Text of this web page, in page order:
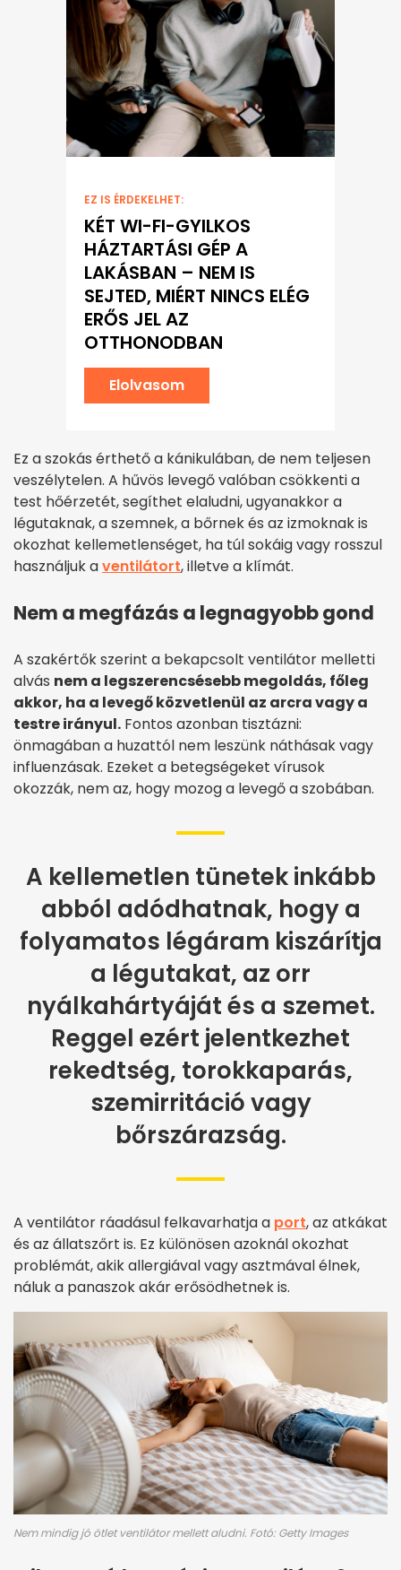
EZ IS ÉRDEKELHET:
KÉT WI-FI-GYILKOS
HÁZTARTÁSI GÉP A
LAKÁSBAN – NEM IS
SEJTED, MIÉRT NINCS ELÉG
ERŐS JEL AZ
OTTHONODBAN
Elolvasom
Ez a szokás érthető a kánikulában, de nem teljesen
veszélytelen. A hűvös levegő valóban csökkenti a
test hőérzetét, segíthet elaludni, ugyanakkor a
légutaknak, a szemnek, a bőrnek és az izmoknak is
okozhat kellemetlenséget, ha túl sokáig vagy rosszul
használjuk aventilátort, illetve a klímát.
Nem a megfázás a legnagyobb gond
A szakértők szerint a bekapcsolt ventilátor melletti
alvás nem a legszerencsésebb megoldás, főleg
akkor, ha a levegő közvetlenül az arcra vagy a
testre irányul. Fontos azonban tisztázni:
önmagában a huzattól nem leszünk náthásak vagy
influenzásak. Ezeket a betegségeket vírusok
okozzák, nem az, hogy mozog a levegő a szobában.
A kellemetlen tünetek inkább
abból adódhatnak, hogy a
folyamatos légáram kiszárítja
a légutakat, az orr
nyálkahártyáját és a szemet.
Reggel ezért jelentkezhet
rekedtség, torokkaparás,
szemirritáció vagy
bőrszárazság.
A ventilátor ráadásul felkavarhatja a port, az atkákat
és az állatszőrt is. Ez különösen azoknál okozhat
problémát, akik allergiával vagy asztmával élnek,
náluk a panaszok akár erősödhetnek is.
Nem mindig jó ötlet ventilátor mellett aludni. Fotó: Getty Images